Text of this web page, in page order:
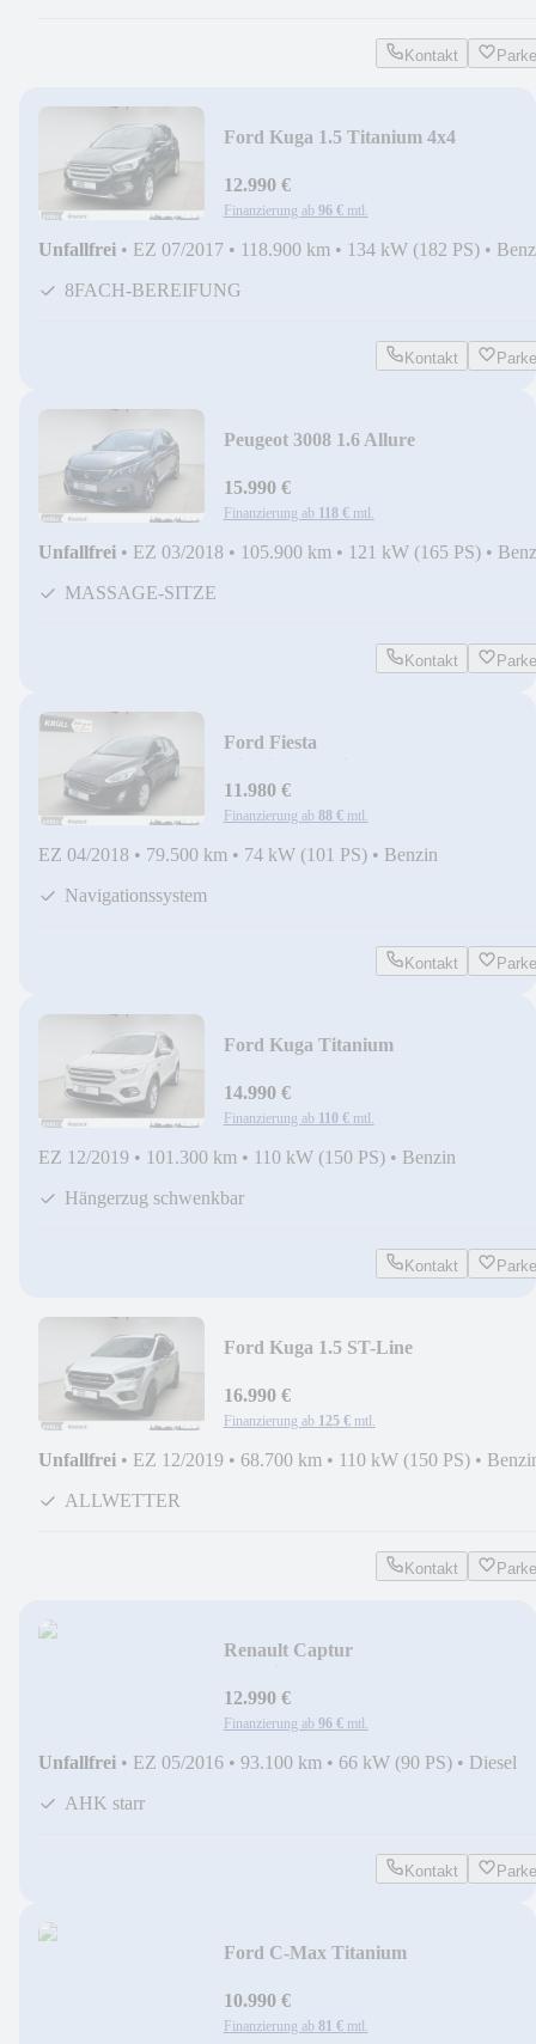
Kontakt
Ford Kuga 1.5 Titanium 4x4
12.990 €
Finanzierung ab 96 € mtl.
Unfallfrei • EZ 07/2017 • 118.900 km • 134 kW (182 PS) •
8FACH-BEREIFUNG
Kontakt
Peugeot 3008 1.6 Allure
15.990 €
Finanzierung ab 118 € mtl.
Unfallfrei • EZ 03/2018 • 105.900 km • 121 kW (165 PS) •
MASSAGE-SITZE
Kontakt
Ford Fiesta
11.980 €
Finanzierung ab 88 € mtl.
EZ 04/2018 • 79.500 km • 74 kW (101 PS) • Benzin
Navigationssystem
Kontakt
Ford Kuga Titanium
14.990 €
Finanzierung ab 110 € mtl.
EZ 12/2019 • 101.300 km • 110 kW (150 PS) • Benzin
Hängerzug schwenkbar
Kontakt
Ford Kuga 1.5 ST-Line
16.990 €
Finanzierung ab 125 € mtl.
Unfallfrei • EZ 12/2019 • 68.700 km • 110 kW (150 PS) •
ALLWETTER
Kontakt
Renault Captur
12.990 €
Finanzierung ab 96 € mtl.
Unfallfrei • EZ 05/2016 • 93.100 km • 66 kW (90 PS) • Diesel
AHK starr
Kontakt
Ford C-Max Titanium
10.990 €
Finanzierung ab 81 € mtl.